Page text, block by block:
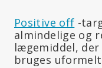
Positive off -
almindelige og
lægemiddel,
bruges